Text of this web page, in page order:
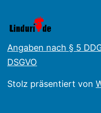
Angaben nach § 5
DSGVO
Stolz präsentiert von